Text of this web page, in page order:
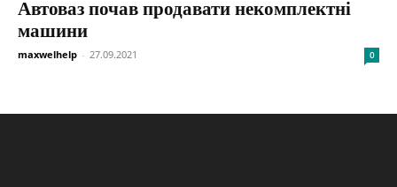
Автоваз почав продавати некомплектні
машини
maxwelhelp - 27.09.2021 0